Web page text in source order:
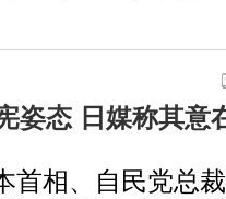
姿态 日媒称其意
相、自民党总